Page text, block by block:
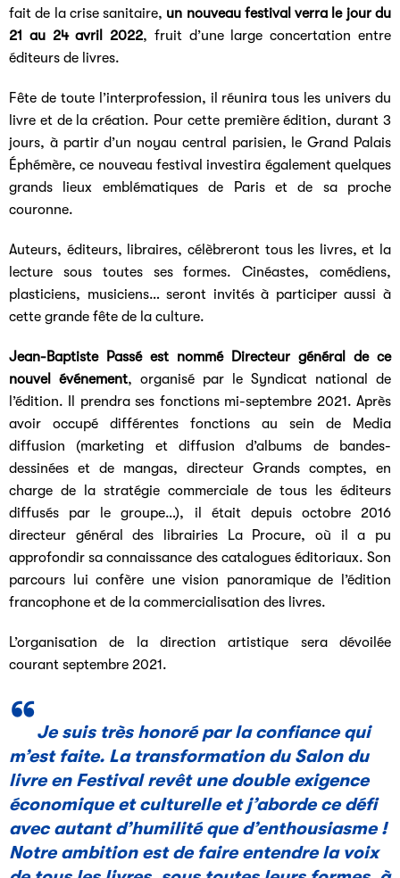
fait de la crise sanitaire, un nouveau festival verra le jour du
21 au 24 avril 2022, fruit d’une large concertation entre
éditeurs de livres.
Fête de toute l’interprofession, il réunira tous les univers du
livre et de la création. Pour cette première édition, durant 3
jours, à partir d’un noyau central parisien, le Grand Palais
Éphémère, ce nouveau festival investira également quelques
grands lieux emblématiques de Paris et de sa proche
couronne.
Auteurs, éditeurs, libraires, célèbreront tous les livres, et la
lecture sous toutes ses formes. Cinéastes, comédiens,
plasticiens, musiciens… seront invités à participer aussi à
cette grande fête de la culture.
Jean-Baptiste Passé est nommé Directeur général de ce
nouvel événement, organisé par le Syndicat national de
l’édition. Il prendra ses fonctions mi-septembre 2021. Après
avoir occupé différentes fonctions au sein de Media
diffusion (marketing et diffusion d’albums de bandes-
dessinées et de mangas, directeur Grands comptes, en
charge de la stratégie commerciale de tous les éditeurs
diffusés par le groupe…), il était depuis octobre 2016
directeur général des librairies La Procure, où il a pu
approfondir sa connaissance des catalogues éditoriaux. Son
parcours lui confère une vision panoramique de l’édition
francophone et de la commercialisation des livres.
L’organisation de la direction artistique sera dévoilée
courant septembre 2021.
Je suis très honoré par la confiance qui
m’est faite. La transformation du Salon du
livre en Festival revêt une double exigence
économique et culturelle et j’aborde ce défi
avec autant d’humilité que d’enthousiasme !
Notre ambition est de faire entendre la voix